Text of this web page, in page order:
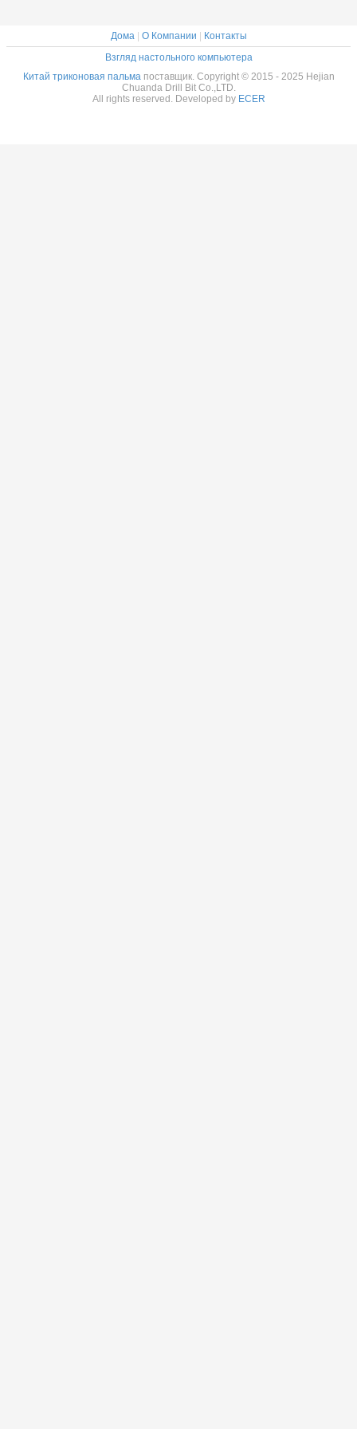
Дома| О Компании
Контакты
Взгляд настольного компьютера
Китай триконовая пальмапоставщик. Copyright © 2015 - 2025 Hejian
Chuanda Drill Bit Co.,LTD.
All rights reserved. Developed by ECER